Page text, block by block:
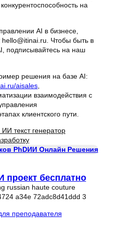
на
AI в бизнесе,
Чтобы быть в
подписывайтесь на наш
решения на базе AI:
aisales
взаимодействия с
клиентского пути.
текст генератор
PhDИИ Онлайн Решения
проект бесплатно